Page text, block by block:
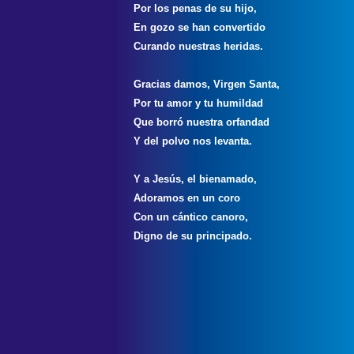
Por los penas de su hijo,
En gozo se han convertido
Curando nuestras heridas.
Gracias damos, Virgen Santa,
Por tu amor y tu humildad
Que borró nuestra orfandad
Y del polvo nos levanta.
Y a Jesús, el bienamado,
Adoramos en un coro
Con un cántico canoro,
Digno de su principado.